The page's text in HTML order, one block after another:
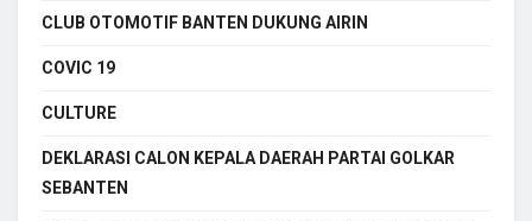
CLUB OTOMOTIF BANTEN DUKUNG AIRIN
COVIC 19
CULTURE
DEKLARASI CALON KEPALA DAERAH PARTAI GOLKAR
SEBANTEN